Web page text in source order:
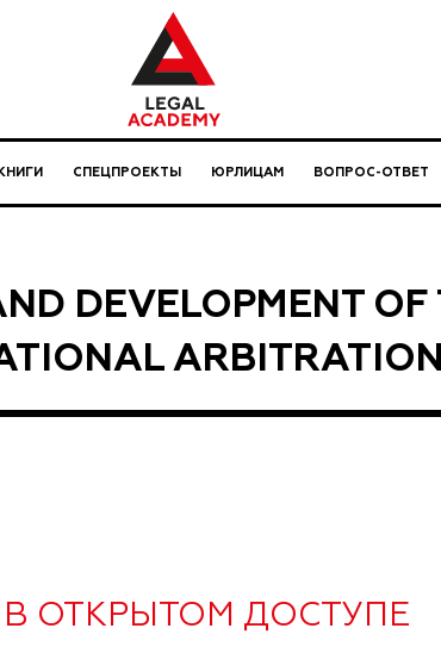
КНИГИ СПЕЦПРОЕКТЫ ЮРЛИЦАМ ВОПРОС-ОТВЕТ
DEVELOPMENT
ОТКРЫТОМ ДОСТУПЕ